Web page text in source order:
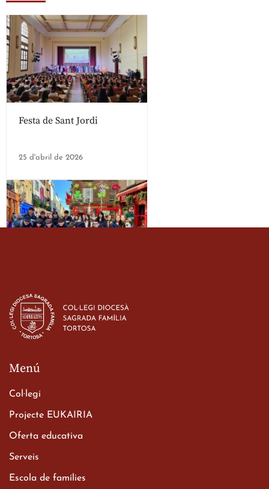
Festa de Sant Jordi
25 d'abril de 2026
d’ESO-BSD a Irlanda
23 de març de 2026
Xerrada del Sr. Bisbe als
Batxillerat
Menú
Col·legi
Projecte EUKAIRIA
Oferta educativa
Serveis
Escola de famílies